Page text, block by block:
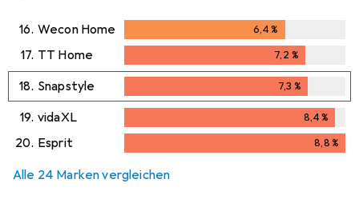
16. Wecon Home 6,4%
17. TT Home 7,2 %
18. Snapstyle 7,3 %
19. vidaXL 8,4%
8,4%
20. Esprit 8,8%
Alle 24 Marken vergleichen